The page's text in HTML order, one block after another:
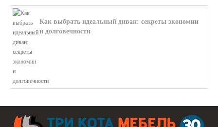
Как выбрать идеальный диван: секреты экономии
и долговечности